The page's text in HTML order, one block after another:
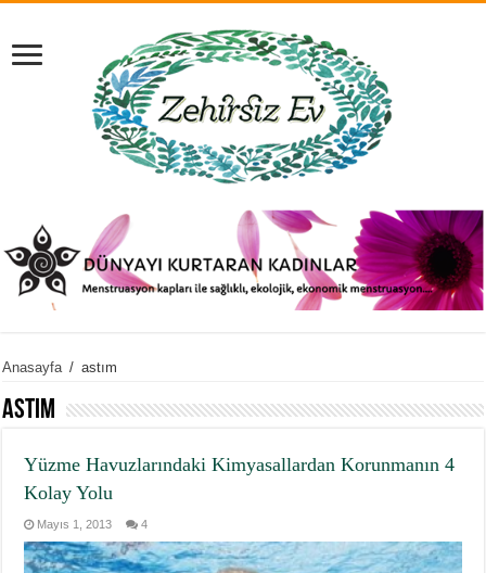
Anasayfa / astım
astım
Yüzme Havuzlarındaki Kimyasallardan Korunmanın 4
Kolay Yolu
Mayıs 1, 2013 4